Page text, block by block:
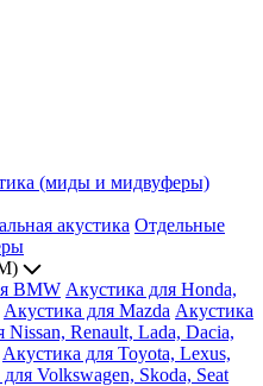
(миды и мидвуферы)
акустика Отдельные
BMW Акустика для Honda,
Акустика для Mazda Акустика
Nissan, Renault, Lada, Dacia,
Акустика для Toyota, Lexus,
Volkswagen, Skoda, Seat